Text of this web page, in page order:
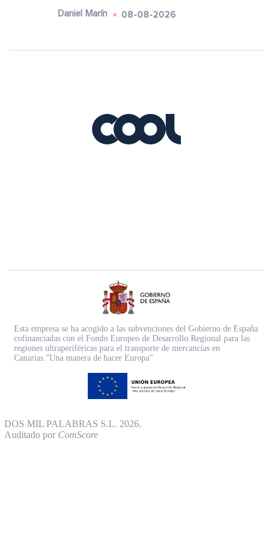
Daniel Marín 08-08-2026
Esta empresa se ha acogido a las subvenciones del Gobierno de España
cofinanciadas con el Fondo Europeo de Desarrollo Regional para las
regiones ultraperiféricas para el transporte de mercancías en
Canarias.”Una manera de hacer Europa”
DOS MIL PALABRAS S.L. 2026.
Auditado por ComScore